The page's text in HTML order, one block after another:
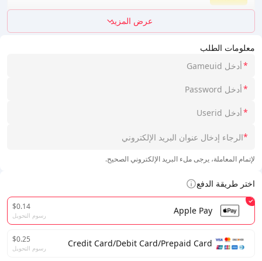
معلومات الطلب
*
*
*
*
لإتمام المعاملة، يرجى ملء البريد الإلكتروني الصحيح.
اختر طريقة الدفع
Apple Pay
$0.14
رسوم التحويل
Credit Card/Debit Card/Prepaid Card
$0.25
رسوم التحويل
عرض المزيد